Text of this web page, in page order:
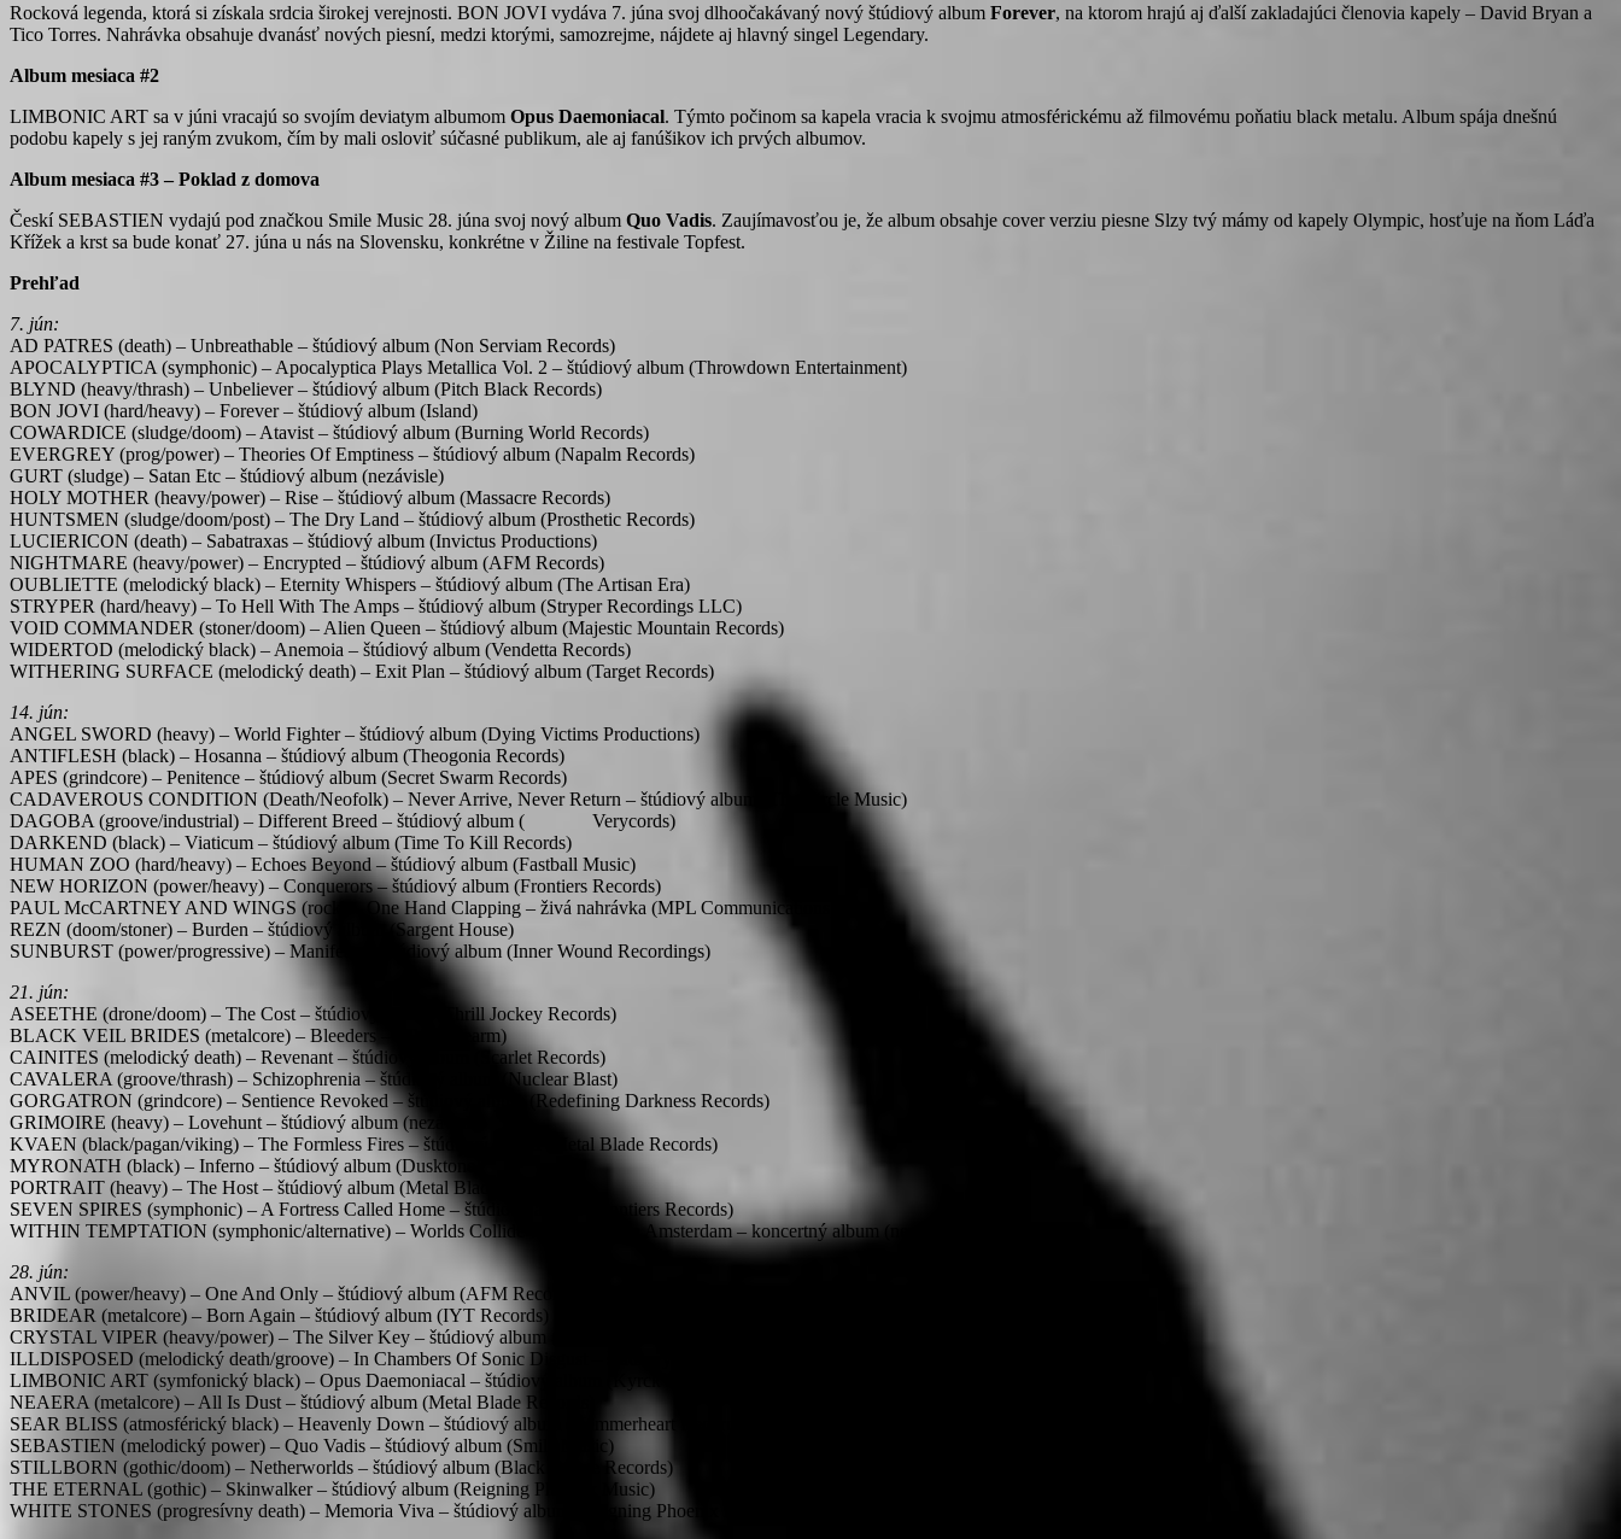
Rocková legenda, ktorá si získala srdcia širokej verejnosti. BON JOVI vydáva 7. júna svoj dlhoočakávaný nový štúdiový album Forever, na ktorom hrajú aj ďalší zakladajúci členovia kapely – David Bryan a
Tico Torres. Nahrávka obsahuje dvanásť nových piesní, medzi ktorými, samozrejme, nájdete aj hlavný singel Legendary.
Album mesiaca #2
LIMBONIC ART sa v júni vracajú so svojím deviatym albumom Opus Daemoniacal. Týmto počinom sa kapela vracia k svojmu atmosférickému až filmovému poňatiu black metalu. Album spája dnešnú
podobu kapely s jej raným zvukom, čím by mali osloviť súčasné publikum, ale aj fanúšikov ich prvých albumov.
Album mesiaca #3 – Poklad z domova
Českí SEBASTIEN vydajú pod značkou Smile Music 28. júna svoj nový album Quo Vadis. Zaujímavosťou je, že album obsahje cover verziu piesne Slzy tvý mámy od kapely Olympic, hosťuje na ňom Láďa
Křížek a krst sa bude konať 27. júna u nás na Slovensku, konkrétne v Žiline na festivale Topfest.
Prehľad
7. jún:
AD PATRES (death) – Unbreathable – štúdiový album (Non Serviam Records)
APOCALYPTICA (symphonic) – Apocalyptica Plays Metallica Vol. 2 – štúdiový album (Throwdown Entertainment)
BLYND (heavy/thrash) – Unbeliever – štúdiový album (Pitch Black Records)
BON JOVI (hard/heavy) – Forever – štúdiový album (Island)
COWARDICE (sludge/doom) – Atavist – štúdiový album (Burning World Records)
EVERGREY (prog/power) – Theories Of Emptiness – štúdiový album (Napalm Records)
GURT (sludge) – Satan Etc – štúdiový album (nezávisle)
HOLY MOTHER (heavy/power) – Rise – štúdiový album (Massacre Records)
HUNTSMEN (sludge/doom/post) – The Dry Land – štúdiový album (Prosthetic Records)
LUCIERICON (death) – Sabatraxas – štúdiový album (Invictus Productions)
NIGHTMARE (heavy/power) – Encrypted – štúdiový album (AFM Records)
OUBLIETTE (melodický black) – Eternity Whispers – štúdiový album (The Artisan Era)
STRYPER (hard/heavy) – To Hell With The Amps – štúdiový album (Stryper Recordings LLC)
VOID COMMANDER (stoner/doom) – Alien Queen – štúdiový album (Majestic Mountain Records)
WIDERTOD (melodický black) – Anemoia – štúdiový album (Vendetta Records)
WITHERING SURFACE (melodický death) – Exit Plan – štúdiový album (Target Records)
14. jún:
ANGEL SWORD (heavy) – World Fighter – štúdiový album (Dying Victims Productions)
ANTIFLESH (black) – Hosanna – štúdiový album (Theogonia Records)
APES (grindcore) – Penitence – štúdiový album (Secret Swarm Records)
CADAVEROUS CONDITION (Death/Neofolk) – Never Arrive, Never Return – štúdiový album (The Circle Music)
DAGOBA (groove/industrial) – Different Breed – štúdiový album ( Verycords)
DARKEND (black) – Viaticum – štúdiový album (Time To Kill Records)
HUMAN ZOO (hard/heavy) – Echoes Beyond – štúdiový album (Fastball Music)
NEW HORIZON (power/heavy) – Conquerors – štúdiový album (Frontiers Records)
PAUL McCARTNEY AND WINGS (rock) – One Hand Clapping – živá nahrávka (MPL Communications)
REZN (doom/stoner) – Burden – štúdiový album (Sargent House)
SUNBURST (power/progressive) – Manifesto – štúdiový album (Inner Wound Recordings)
21. jún:
ASEETHE (drone/doom) – The Cost – štúdiový album (Thrill Jockey Records)
BLACK VEIL BRIDES (metalcore) – Bleeders – EP (Spinearm)
CAINITES (melodický death) – Revenant – štúdiový album (Scarlet Records)
CAVALERA (groove/thrash) – Schizophrenia – štúdiový album (Nuclear Blast)
GORGATRON (grindcore) – Sentience Revoked – štúdiový album (Redefining Darkness Records)
GRIMOIRE (heavy) – Lovehunt – štúdiový album (nezávisle)
KVAEN (black/pagan/viking) – The Formless Fires – štúdiový album (Metal Blade Records)
MYRONATH (black) – Inferno – štúdiový album (Dusktone)
PORTRAIT (heavy) – The Host – štúdiový album (Metal Blade Records)
SEVEN SPIRES (symphonic) – A Fortress Called Home – štúdiový album (Frontiers Records)
WITHIN TEMPTATION (symphonic/alternative) – Worlds Collide Tour – Live In Amsterdam – koncertný album (nezávisle)
28. jún:
ANVIL (power/heavy) – One And Only – štúdiový album (AFM Records)
BRIDEAR (metalcore) – Born Again – štúdiový album (IYT Records)
CRYSTAL VIPER (heavy/power) – The Silver Key – štúdiový album (Listenable Records)
ILLDISPOSED (melodický death/groove) – In Chambers Of Sonic Disgust – štúdiový album (Massacre Records)
LIMBONIC ART (symfonický black) – Opus Daemoniacal – štúdiový album (Kyrck Productions & Armour)
NEAERA (metalcore) – All Is Dust – štúdiový album (Metal Blade Records)
SEAR BLISS (atmosférický black) – Heavenly Down – štúdiový album (Hammerheart Records)
SEBASTIEN (melodický power) – Quo Vadis – štúdiový album (Smile Music)
STILLBORN (gothic/doom) – Netherworlds – štúdiový album (Black Lodge Records)
THE ETERNAL (gothic) – Skinwalker – štúdiový album (Reigning Phoenix Music)
WHITE STONES (progresívny death) – Memoria Viva – štúdiový album (Reigning Phoenix Music)